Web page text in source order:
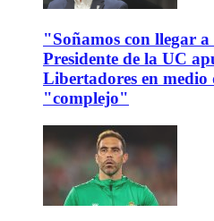
"Soñamos con llegar
Presidente de la UC
Libertadores en medio
"complejo"